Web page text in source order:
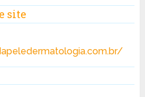
site